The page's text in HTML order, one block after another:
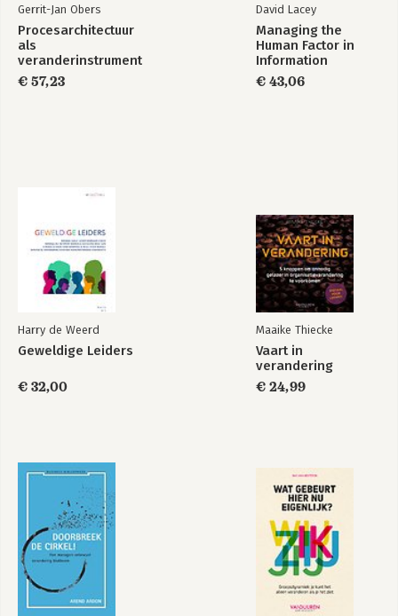
Gerrit-Jan Obers
Procesarchitectuur
als
veranderinstrument
€ 57,23
David Lacey
Managing the
Human Factor in
Information
Security
€ 43,06
Harry de Weerd
Geweldige Leiders
€ 32,00
Maaike Thiecke
Vaart in
verandering
€ 24,99